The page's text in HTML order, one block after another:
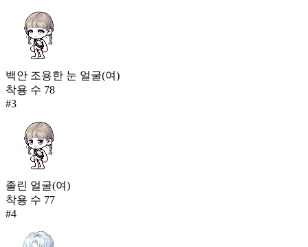
백안 조용한 눈 얼굴(여)
착용 수 78
#3
졸린 얼굴(여)
착용 수 77
#4